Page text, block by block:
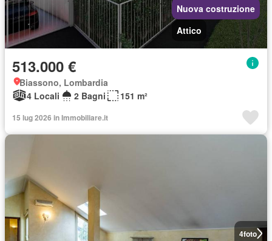
Nuova costruzione
Attico
513.000 €
Biassono, Lombardia
4 Locali
2 Bagni 151 m²
15 lug 2026 in Immobiliare.it
4foto